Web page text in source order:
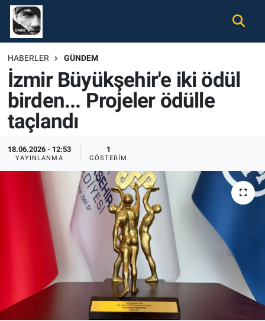
HABERLER GÜNDEM
İzmir Büyükşehir'e iki ödül
birden... Projeler ödülle
taçlandı
18.06.2026 - 12:53
YAYINLANMA
1
GÖSTERIM
Gündem
Ekonomi
Spor
Magazin
Tüm Haberler
İletişim
Künye
Nöbetçi Eczaneler
Hava Durumu
Namaz Vakitleri
Trafik Durumu
Süper Lig Puan Durumu ve Fikstür
Tüm Manşetler
Son Dakika Haberleri
Haber Arşivi